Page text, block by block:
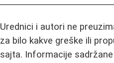
Urednici i autori ne
za bilo kakve greške ili
sajta. Informacije